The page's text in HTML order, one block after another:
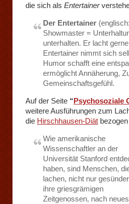
die sich als Entertainer
Der Entertainer
Showmaster =
unterhalten. Er lacht
Entertainer nimmt sich
Humor schafft eine
ermöglicht Annäherung,
Gemeinschaftsgefühl.
Auf der Seite “Psychosoziale
weitere Ausführungen zum
die Hirschhausen-Diät
Wie amerikanische
Wissenschaftler an der
Universität Stanford
haben, sind Menschen,
lachen, nicht nur
ihre griesgrämigen
Zeitgenossen, nach